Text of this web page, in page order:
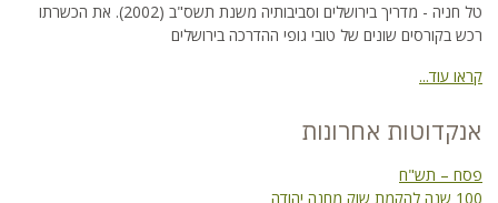
טל חניה - מדריך בירושלים וסביבותיה משנת תשס"ב (2002). את הכשרתו
רכש בקורסים שונים של טובי גופי ההדרכה בירושלים
קראו עוד...
אנקדוטות אחרונות
פסח – תש"ח
100 שנה להקמת שוק מחנה יהודה